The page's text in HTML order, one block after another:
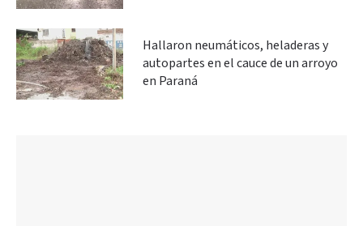
Hallaron neumáticos, heladeras y
autopartes en el cauce de un arroyo
en Paraná